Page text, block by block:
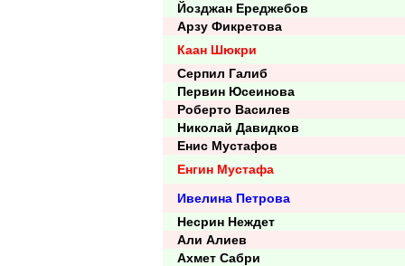
Йозджан Ереджебов
Арзу Фикретова
Каан Шюкри
Серпил Галиб
Первин Юсеинова
Роберто Василев
Николай Давидков
Енис Мустафов
Енгин Мустафа
Ивелина Петрова
Несрин Неждет
Али Алиев
Ахмет Сабри